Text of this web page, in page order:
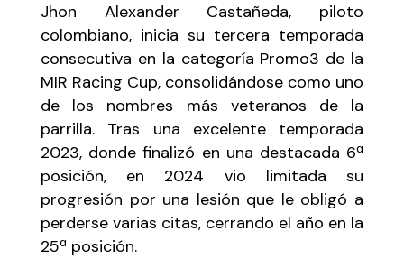
Jhon Alexander Castañeda, piloto
colombiano, inicia su tercera temporada
consecutiva en la categoría Promo3 de la
MIR Racing Cup, consolidándose como uno
de los nombres más veteranos de la
parrilla. Tras una excelente temporada
2023, donde finalizó en una destacada 6ª
posición, en 2024 vio limitada su
progresión por una lesión que le obligó a
perderse varias citas, cerrando el año en la
25ª posición.